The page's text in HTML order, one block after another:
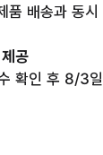
품 배송과 동시
공
확인 후 8/3일